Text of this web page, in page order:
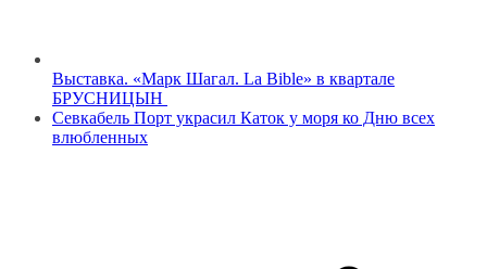
Выставка. «Марк Шагал. La Bible» в квартале
БРУСНИЦЫН
Севкабель Порт украсил Каток у моря ко Дню всех
влюбленных